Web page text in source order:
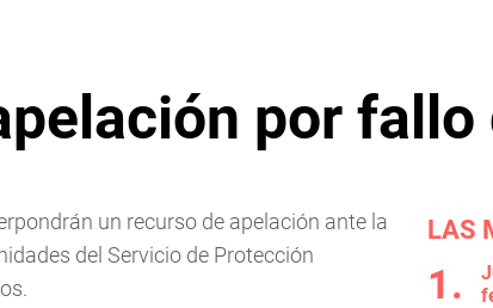
por fallo
un recurso de apelación ante la
del Servicio de Protección
LAS